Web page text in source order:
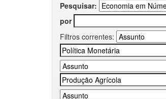
Pesquisar:
por
Filtros correntes: